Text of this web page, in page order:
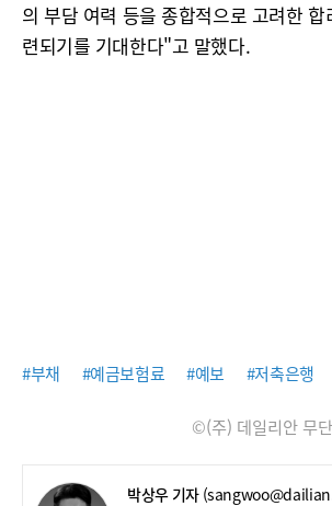
의 부담 여력 등을 종합적으로 고려한
련되기를 기대한다"고 말했다.
#부채 #예금보험료 #예보 #저축은행
©(주) 데일리안 무
박상우 기자